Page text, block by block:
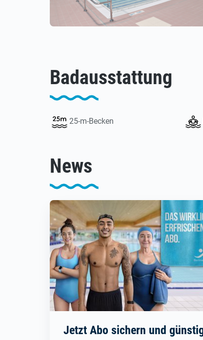
Badausstattung
25-m-Becken
News
Jetzt Abo sichern und